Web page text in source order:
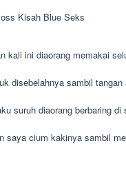
Kisah Blue Seks
kali ini diaorang memakai
disebelahnya sambil tangan
suruh diaorang berbaring di
saya cium kakinya sambil